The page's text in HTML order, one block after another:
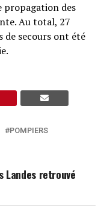
propagation des
Au total, 27
de secours ont été
POMPIERS
Landes retrouvé